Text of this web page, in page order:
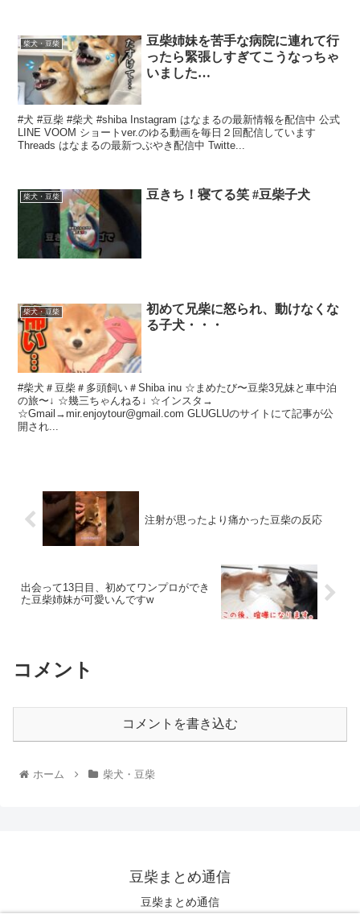
柴犬・豆柴
豆柴姉妹を苦手な病院に連れて行
ったら緊張しすぎてこうなっちゃ
いました…
#犬 #豆柴 #柴犬 #shiba Instagram はなまるの最新情報を配信中 公式
LINE VOOM ショートver.のゆる動画を毎日２回配信しています
Threads はなまるの最新つぶやき配信中 Twitte...
柴犬・豆柴 豆きち！寝てる笑 #豆柴子犬
柴犬・豆柴
初めて兄柴に怒られ、動けなくな
る子犬・・・
#柴犬＃豆柴＃多頭飼い＃Shiba inu ☆まめたび〜豆柴3兄妹と車中泊
の旅〜↓ ☆幾三ちゃんねる↓ ☆インスタ→
☆Gmail→mir.enjoytour@gmail.com GLUGLUのサイトにて記事が公
開され...
注射が思ったより痛かった豆柴の反応
出会って13日目、初めてワンプロができ
た豆柴姉妹が可愛いんですw
コメント
コメントを書き込む
ホーム 柴犬・豆柴
豆柴まとめ通信
豆柴まとめ通信